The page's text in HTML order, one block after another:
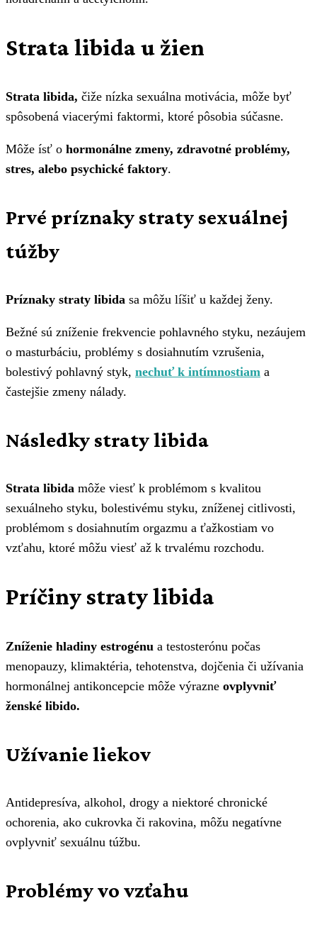
Strata libida u žien
Strata libida, čiže nízka sexuálna motivácia, môže byť
spôsobená viacerými faktormi, ktoré pôsobia súčasne.
Môže ísť o hormonálne zmeny, zdravotné problémy,
stres, alebo psychické faktory.
Prvé príznaky straty sexuálnej
túžby
Príznaky straty libida sa môžu líšiť u každej ženy.
Bežné sú zníženie frekvencie pohlavného styku, nezáujem
o masturbáciu, problémy s dosiahnutím vzrušenia,
bolestivý pohlavný styk, nechuť k intímnostiam a
častejšie zmeny nálady.
Následky straty libida
Strata libida môže viesť k problémom s kvalitou
sexuálneho styku, bolestivému styku, zníženej citlivosti,
problémom s dosiahnutím orgazmu a ťažkostiam vo
vzťahu, ktoré môžu viesť až k trvalému rozchodu.
Príčiny straty libida
Zníženie hladiny estrogénu a testosterónu počas
menopauzy, klimaktéria, tehotenstva, dojčenia či užívania
hormonálnej antikoncepcie môže výrazne ovplyvniť
ženské libido.
Užívanie liekov
Antidepresíva, alkohol, drogy a niektoré chronické
ochorenia, ako cukrovka či rakovina, môžu negatívne
ovplyvniť sexuálnu túžbu.
Problémy vo vzťahu